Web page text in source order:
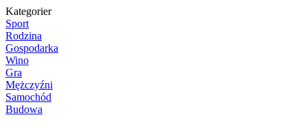
Kategorier
Sport
Rodzina
Gospodarka
Wino
Gra
Mężczyźni
Samochód
Budowa